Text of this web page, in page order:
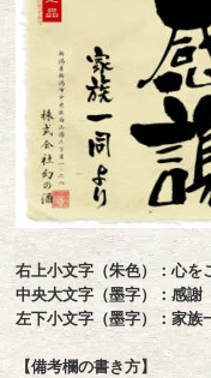
右上小文字（朱色）：心を
中央大文字（墨字）：感謝
左下小文字（墨字）：家族
【備考欄の書き方】